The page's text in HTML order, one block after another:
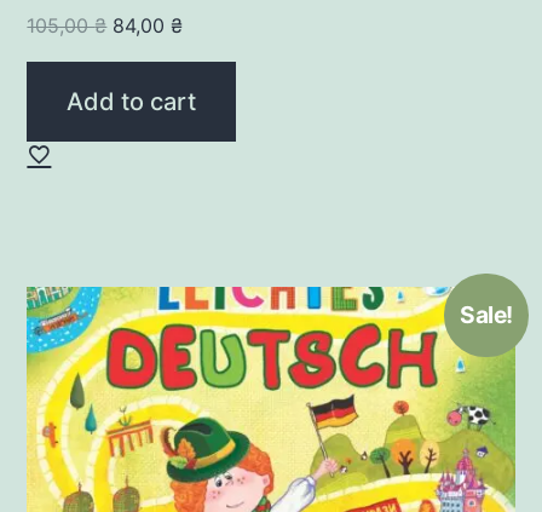
105,00₴ Original
price
was:
84,00₴Current
price
is:
Add to cart
Sale!